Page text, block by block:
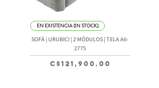
EN EXISTENCIA (IN STOCK)
SOFÁ | URUBICI | 2 MÓDULOS | TELA A6-
2775
Precio
C$121,900.00